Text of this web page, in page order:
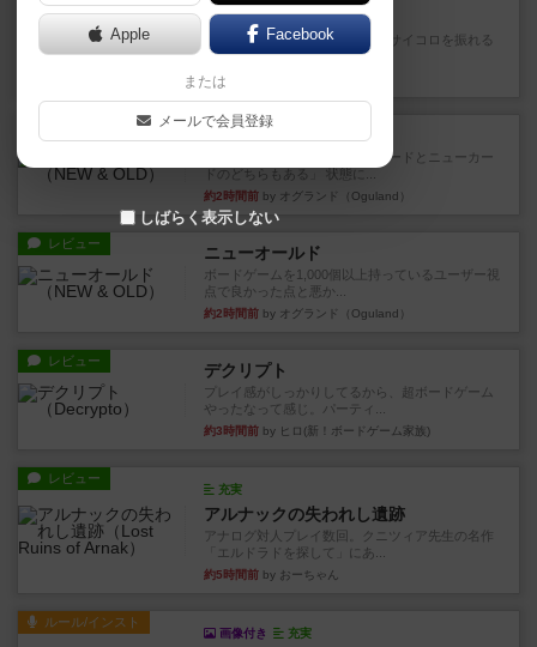
レビュー 街コロ通
街コロとの違いは初めから二つサイコロを振れる
など、少しの違いはあるけれ...
約1時間前
ゲーム終了時に、「オールドカードとニューカー
ドのどちらもある」 状態に...
約2時間前 by オグランド（Oguland）
レビュー ニューオールド
ボードゲームを1,000個以上持っているユーザー視
点で良かった点と悪か...
約2時間前 by オグランド（Oguland）
レビュー デクリプト
プレイ感がしっかりしてるから、超ボードゲーム
やったなって感じ。パーティ...
約3時間前 by ヒロ(新！ボードゲーム家族)
レビュー
充実
アルナックの失われし遺跡
アナログ対人プレイ数回。クニツィア先生の名作
「エルドラドを探して」にあ...
約5時間前 by おーちゃん
ルール/インスト
画像付き 充実
Apple Facebook
または
メールで会員登録
しばらく表示しない